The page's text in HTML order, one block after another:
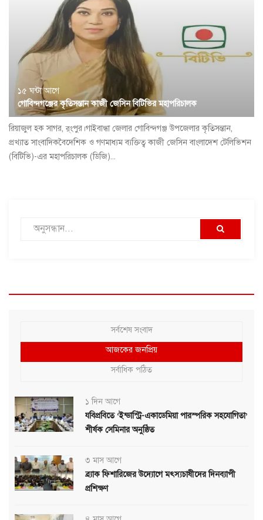
১৫ ঘন্টা আগে
গোবিন্দগঞ্জের কৃতিসন্তান কাজী জেসিন বিটিভির মহাপরিচালক
রিয়াজুল হক সাগর, র্ংপুর।গাইবান্ধা জেলার গোবিন্দগঞ্জ উপজেলার কৃতিসন্তান,
প্রখ্যাত সাংবাদিকবৈদেশিক ও গণমাধ্যম ব্যক্তিত্ব কাজী জেসিন বাংলাদেশ টেলিভিশন
(বিটিভি)-এর মহাপরিচালক (ডিজি)...
সর্বশেষ সংবাদ
আজকের জনপ্রিয়
সর্বাধিক পঠিত
১ দিন আগে
যবিপ্রবিতে ‘ইন্ডাস্ট্রি-একাডেমিয়া পারস্পরিক সহযোগিতা’
শীর্ষক সেমিনার অনুষ্ঠিত
৩ মাস আগে
ব্র্যাক ফিশারিজের উদ্যোগে মৎস্যচাষীদের দিনব্যাপী
প্রশিক্ষণ